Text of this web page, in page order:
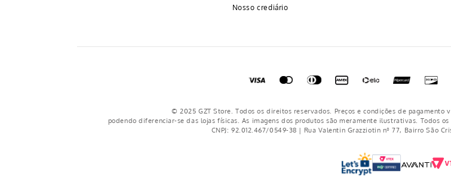
Nosso crediário
© 2025 GZT Store. Todos os direitos reservados. Preços e condições de
podendo diferenciar-se das lojas físicas. As imagens dos produtos são meramente ilustrativas. Todos
CNPJ: 92.012.467/0549-38 | Rua Valentin Grazziotin nº 77, Bairro São